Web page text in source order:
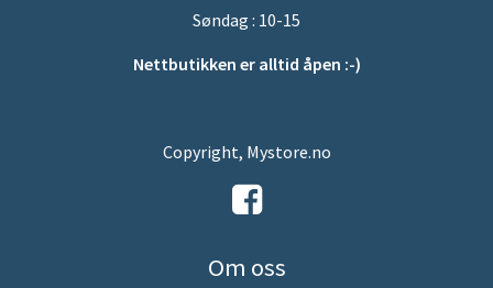
Søndag : 10-15
Nettbutikken er alltid åpen :-)
Copyright, Mystore.no
Om oss